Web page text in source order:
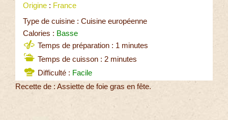
Origine : France
Type de cuisine : Cuisine européenne
Calories : Basse
Temps de préparation : 1 minutes
Temps de cuisson : 2 minutes
Difficulté : Facile
Recette de : Assiette de foie gras en fête.